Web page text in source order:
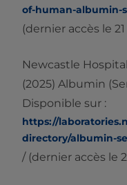
of-human-albumin-
(dernier accès le
Newcastle
(2025) Albumin
Disponible sur :
https://
directory/albumin-
/ (dernier accès le